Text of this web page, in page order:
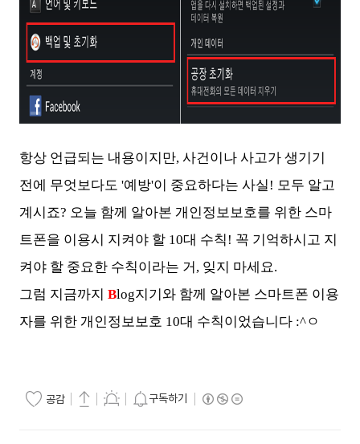
항상 언급되는 내용이지만, 사건이나 사고가 생기기
전에 무엇보다도 '예방'이 중요하다는 사실! 모두 알고
계시죠? 오늘 함께 알아본 개인정보보호를 위한 스마
트폰을 이용시 지켜야 할 10대 수칙! 꼭 기억하시고 지
켜야 할 중요한 수칙이라는 거, 잊지 마세요.
그럼 지금까지 Blog지기와 함께 알아본 스마트폰 이용
자를 위한 개인정보보호 10대 수칙이었습니다 :^ㅇ
공감 구독하기